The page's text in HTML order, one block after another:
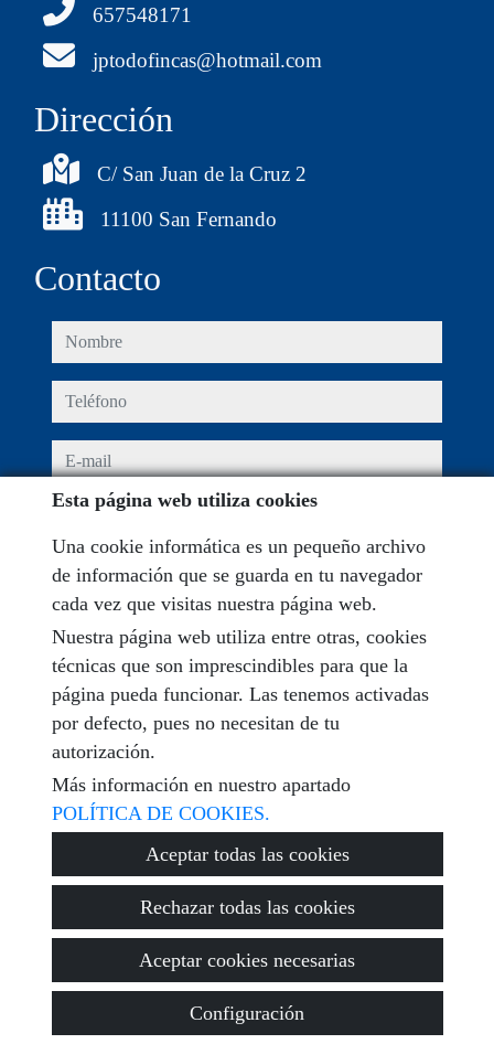
657548171
jptodofincas@hotmail.com
Dirección
C/ San Juan de la Cruz 2
11100 San Fernando
Contacto
nombre
teléfono
e-mail
He leído y acepto las condiciones de uso y
mensaje
Captcha
Enviar
Encuentra Tu Vivienda ·Política de privacidad
Política de cookies·Aviso legal· Soporte:Inmobigrama
Esta página web utiliza cookies
Una cookie informática es un pequeño archivo
de información que se guarda en tu navegador
cada vez que visitas nuestra página web.
Nuestra página web utiliza entre otras, cookies
técnicas que son imprescindibles para que la
página pueda funcionar. Las tenemos activadas
por defecto, pues no necesitan de tu
autorización.
Más información en nuestro apartado
POLÍTICA DE COOKIES.
Aceptar todas las cookies
Rechazar todas las cookies
Aceptar cookies necesarias
Configuración